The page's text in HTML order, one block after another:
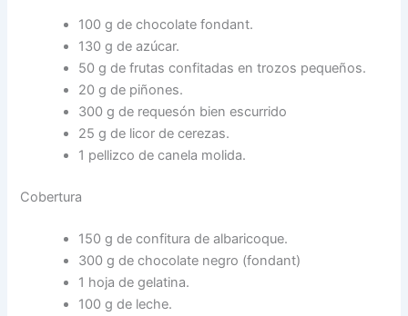
100 g de chocolate fondant.
130 g de azúcar.
50 g de frutas confitadas en trozos pequeños.
20 g de piñones.
300 g de requesón bien escurrido
25 g de licor de cerezas.
1 pellizco de canela molida.
Cobertura
150 g de confitura de albaricoque.
300 g de chocolate negro (fondant)
1 hoja de gelatina.
100 g de leche.